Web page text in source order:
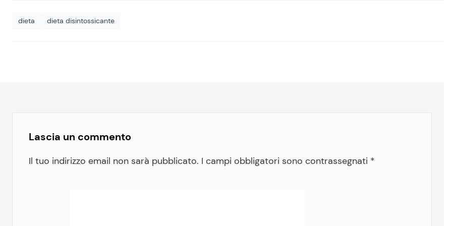
dieta dieta disintossicante
Lascia un commento
Il tuo indirizzo email non sarà pubblicato. I campi obbligatori sono contrassegnati *